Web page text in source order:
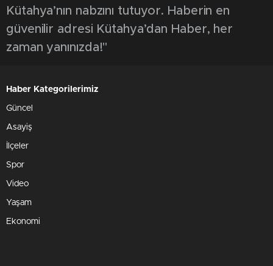
Kütahya’nın nabzını tutuyor. Haberin en
güvenilir adresi Kütahya’dan Haber, her
zaman yanınızda!"
Haber Kategorilerimiz
Güncel
Asayiş
İlçeler
Spor
Video
Yaşam
Ekonomi